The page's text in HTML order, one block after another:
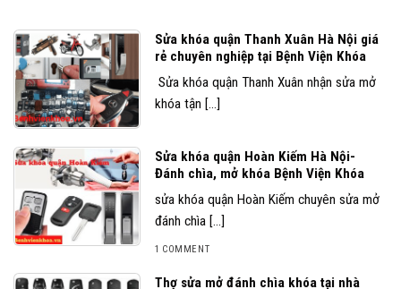
Sửa khóa quận Thanh Xuân Hà Nội giá
rẻ chuyên nghiệp tại Bệnh Viện Khóa
Sửa khóa quận Thanh Xuân nhận sửa mở
khóa tận [...]
Sửa khóa quận Hoàn Kiếm Hà Nội-
Đánh chìa, mở khóa Bệnh Viện Khóa
sửa khóa quận Hoàn Kiếm chuyên sửa mở
đánh chìa [...]
1 COMMENT
Thợ sửa mở đánh chìa khóa tại nhà